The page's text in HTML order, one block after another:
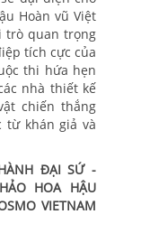
Hoàn vũ Việt
trò quan trọng
tích cực của
thi hứa hẹn
nhà thiết kế
chiến thắng
từ khán giả và
ĐẠI SỨ -
HOA HẬU
VIETNAM